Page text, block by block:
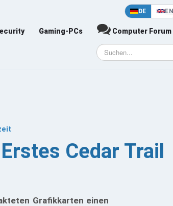
DE EN
Gaming-PCs Computer Forum
Cedar Trail
Grafikkarten einen